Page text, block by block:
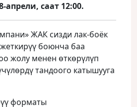
саат 12:00.
ЖАК сизди лак-боёк
боюнча баа
жолу менен өткөрүлүп
тандоого катышууга
форматы